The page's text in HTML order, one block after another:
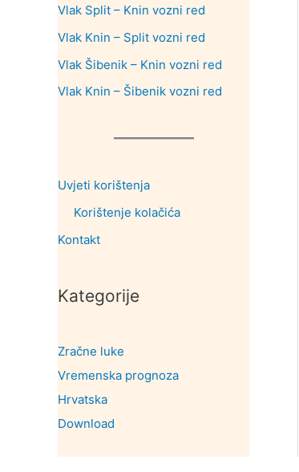
Vlak Split – Knin vozni red
Vlak Knin – Split vozni red
Vlak Šibenik – Knin vozni red
Vlak Knin – Šibenik vozni red
Uvjeti korištenja
Korištenje kolačića
Kontakt
Kategorije
Zračne luke
Vremenska prognoza
Hrvatska
Download